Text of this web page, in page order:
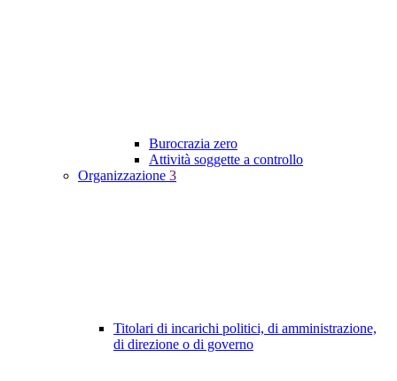
Burocrazia zero
Attività soggette a controllo
Organizzazione 3
Titolari di incarichi politici, di amministrazione,
di direzione o di governo